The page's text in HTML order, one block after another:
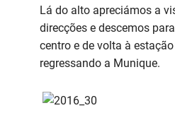
Lá do alto apreciámos a
direcções e descemos
centro e de volta à
regressando a Munique.